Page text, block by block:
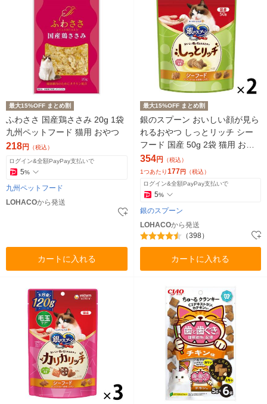
最大15%OFF まとめ割
ふわささ 国産鶏ささみ 20g 1袋
九州ペットフード 猫用 おやつ
218円 （税込）
ログイン&全額PayPay支払いで
5%
九州ペットフード
LOHACOから発送
カートに入れる
最大15%OFF まとめ割
銀のスプーン おいしい顔が見ら
れるおやつ しっとリッチ シー
フード 国産 50g 2袋 猫用 おや
つ
354円 （税込）
1つあたり177 円 （税込）
ログイン&全額PayPay支払いで
5%
銀のスプーン
LOHACOから発送
（398）
カートに入れる